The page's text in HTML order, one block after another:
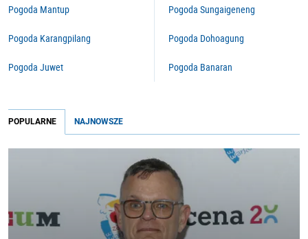
Pogoda Mantup
Pogoda Karangpilang
Pogoda Juwet
Pogoda Sungaigeneng
Pogoda Dohoagung
Pogoda Banaran
POPULARNE NAJNOWSZE